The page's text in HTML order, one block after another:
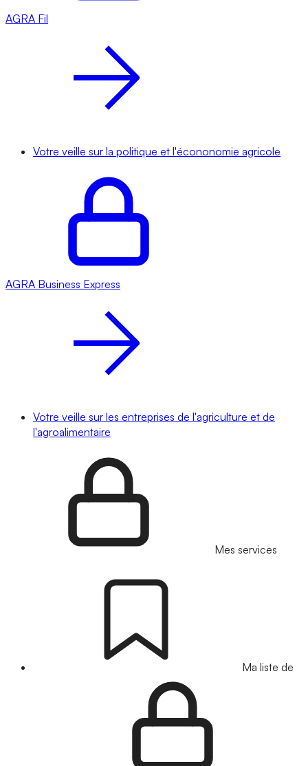
AGRA Fil
Votre veille sur la politique et l'écononomie agricole
AGRA Business Express
Votre veille sur les entreprises de l'agriculture et de
l'agroalimentaire
Mes services
Ma liste de